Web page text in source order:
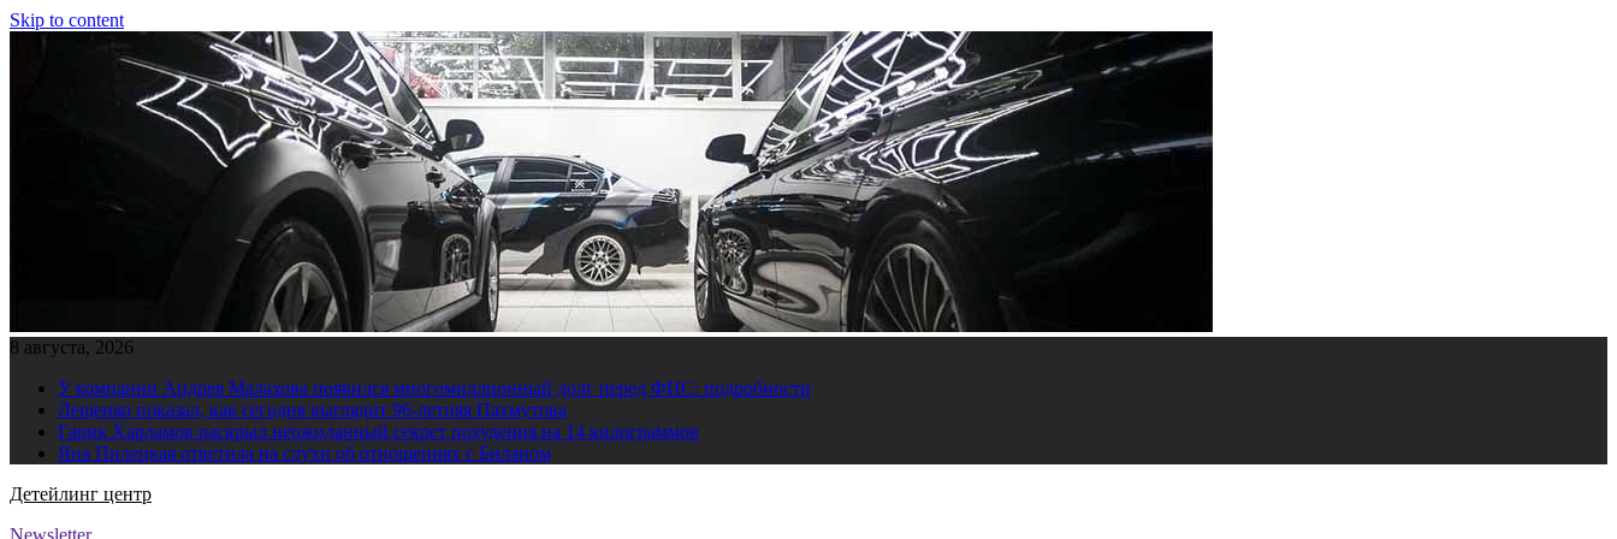
Skip to content
8 августа, 2026
У компании Андрея Малахова появился многомиллионный долг перед ФНС: подробности
Лещенко показал, как сегодня выглядит 96-летняя Пахмутова
Гарик Харламов раскрыл неожиданный секрет похудения на 14 килограммов
Яна Пилецкая ответила на слухи об отношениях с Биланом
Детейлинг центр
Newsletter